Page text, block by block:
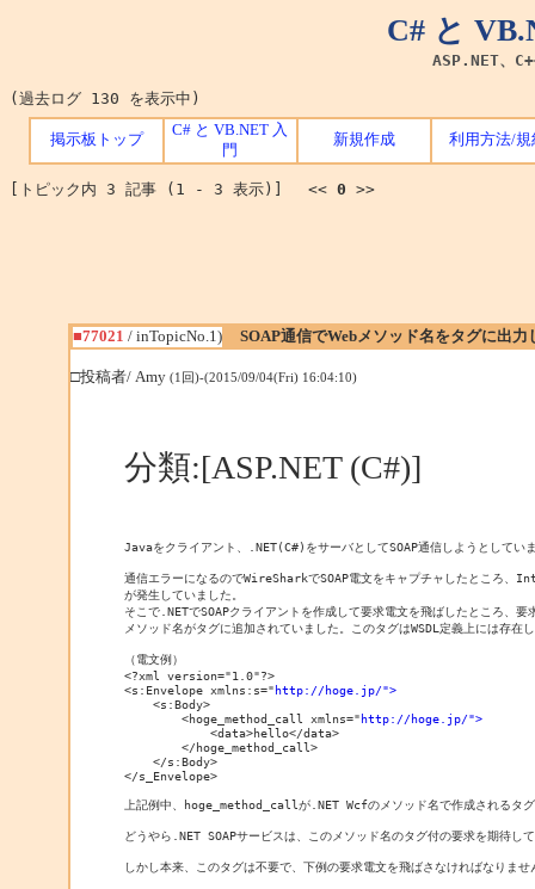
C# と
ASP.NET、
(過去ログ 130 を表示中)
掲示板トップ
C# と VB.NET 入
門
新規作成 利用方法/規
[トピック内 3 記事 (1 - 3 表示)] << 0 >>
■77021 / inTopicNo.1) SOAP通信でWebメソッド名をタグに出力
□投稿者/ Amy (1回)-(2015/09/04(Fri) 16:04:10)
分類:[ASP.NET (C#)]
Javaをクライアント、.NET(C#)をサーバとしてSOAP通信しようとしてい
通信エラーになるのでWireSharkでSOAP電文をキャプチャしたとこ
が発生していました。
そこで.NETでSOAPクライアントを作成して要求電文を飛ばしたところ、
メソッド名がタグに追加されていました。このタグはWSDL定義上には存在
（電文例）
<?xml version="1.0"?>
<s:Envelope xmlns:s="http://hoge.jp/">
    <s:Body>
        <hoge_method_call xmlns="
http://hoge.jp/">
            <data>hello</data>
        </hoge_method_call>
    </s:Body>
</s_Envelope>
上記例中、hoge_method_callが.NET Wcfのメソッド名で作成されるタ
どうやら.NET SOAPサービスは、このメソッド名のタグ付の要求を期待し
しかし本来、このタグは不要で、下例の要求電文を飛ばさなければなりませ